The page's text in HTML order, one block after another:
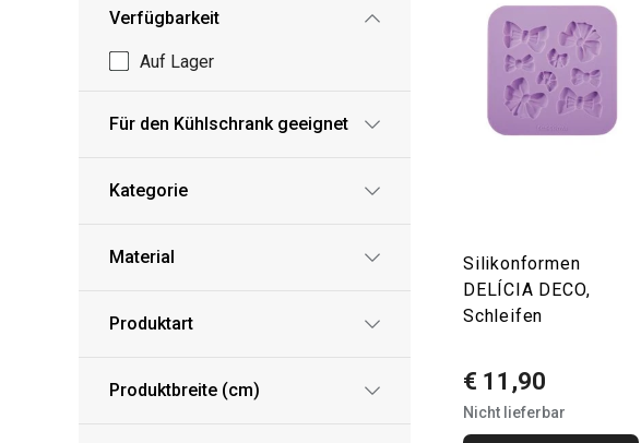
Verfügbarkeit
Auf Lager
Für den Kühlschrank geeignet
Kategorie
Material
Produktart
Produktbreite (cm)
Silikonformen
DELÍCIA DECO,
Schleifen
€ 11,90
Nicht lieferbar